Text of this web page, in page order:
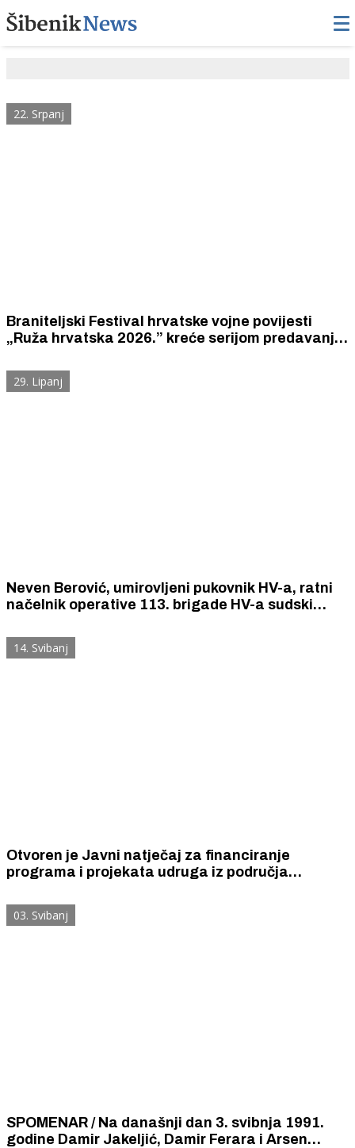
22. Srpanj
Braniteljski Festival hrvatske vojne povijesti
„Ruža hrvatska 2026.” kreće serijom predavanja
krivotvorinama koje stigmatiziraju Hrvatsku
29. Lipanj
Neven Berović, umirovljeni pukovnik HV-a, ratni
načelnik operative 113. brigade HV-a sudski
Nikole Vukošića i neistine o oslobađanju Drniša
1991.
14. Svibanj
Otvoren je Javni natječaj za financiranje
programa i projekata udruga iz područja
udruga proizašlih iz Domovinskog rata za 2026.
03. Svibanj
SPOMENAR / Na današnji dan 3. svibnja 1991.
godine Damir Jakeljić, Damir Ferara i Arsen